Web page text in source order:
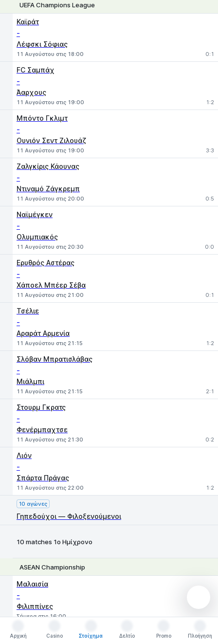
UEFA Champions League
Καϊράτ
-
Λέφσκι Σόφιας
11 Αυγούστου στις 18:00 0:1
FC Σαμπάχ
-
Άαρχους
11 Αυγούστου στις 19:00 1:2
Μπόντο Γκλιμτ
-
Ουνιόν Σεντ Ζιλουάζ
11 Αυγούστου στις 19:00 3:3
Ζαλγκίρις Κάουνας
-
Ντιναμό Ζάγκρεμπ
11 Αυγούστου στις 20:00 0:5
Ναϊμέγκεν
-
Ολυμπιακός
11 Αυγούστου στις 20:30 0:0
Ερυθρός Αστέρας
-
Χάποελ Μπέερ Σέβα
11 Αυγούστου στις 21:00 0:1
Τσέλιε
-
Αραράτ Αρμενία
11 Αυγούστου στις 21:15 1:2
Σλόβαν Μπρατισλάβας
-
Μιάλμπι
11 Αυγούστου στις 21:15 2:1
Στουρμ Γκρατς
-
Φενέρμπαχτσε
11 Αυγούστου στις 21:30 0:2
Λιόν
-
Σπάρτα Πράγας
11 Αυγούστου στις 22:00 1:2
10 αγώνες
Γηπεδούχοι — Φιλοξενούμενοι
10 matches 1ο Ημίχρονο
ASEAN Championship
Μαλαισία
-
Φιλιππίνες
Σήμερα στις 16:00
Ταϊλάνδη
Αρχική
Casino
Στοίχημα
Δελτίο
Promo
Πλοήγηση